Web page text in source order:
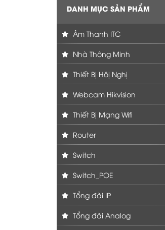
DANH MỤC SẢN PHẨM
Âm Thanh ITC
Nhà Thông Minh
Thiết Bị Hôị Nghị
Webcam Hikvision
Thiết Bị Mạng Wifi
Router
Switch
Switch_POE
Tổng đài IP
Tổng đài Analog